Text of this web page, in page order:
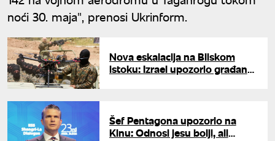
noći 30. maja", prenosi Ukrinform.
Nova eskalacija na Bliskom
istoku: Izrael upozorio građane
Šef Pentagona upozorio na
Kinu: Odnosi jesu bolji, ali